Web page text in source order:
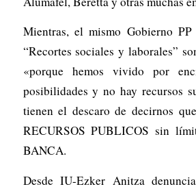
Mientras, el mismo Gobierno
“Recortes sociales y laborales”
«porque hemos vivido por
posibilidades y no hay recursos
tienen el descaro de decirnos
RECURSOS PUBLICOS sin
BANCA.
Desde IU-Ezker Anitza